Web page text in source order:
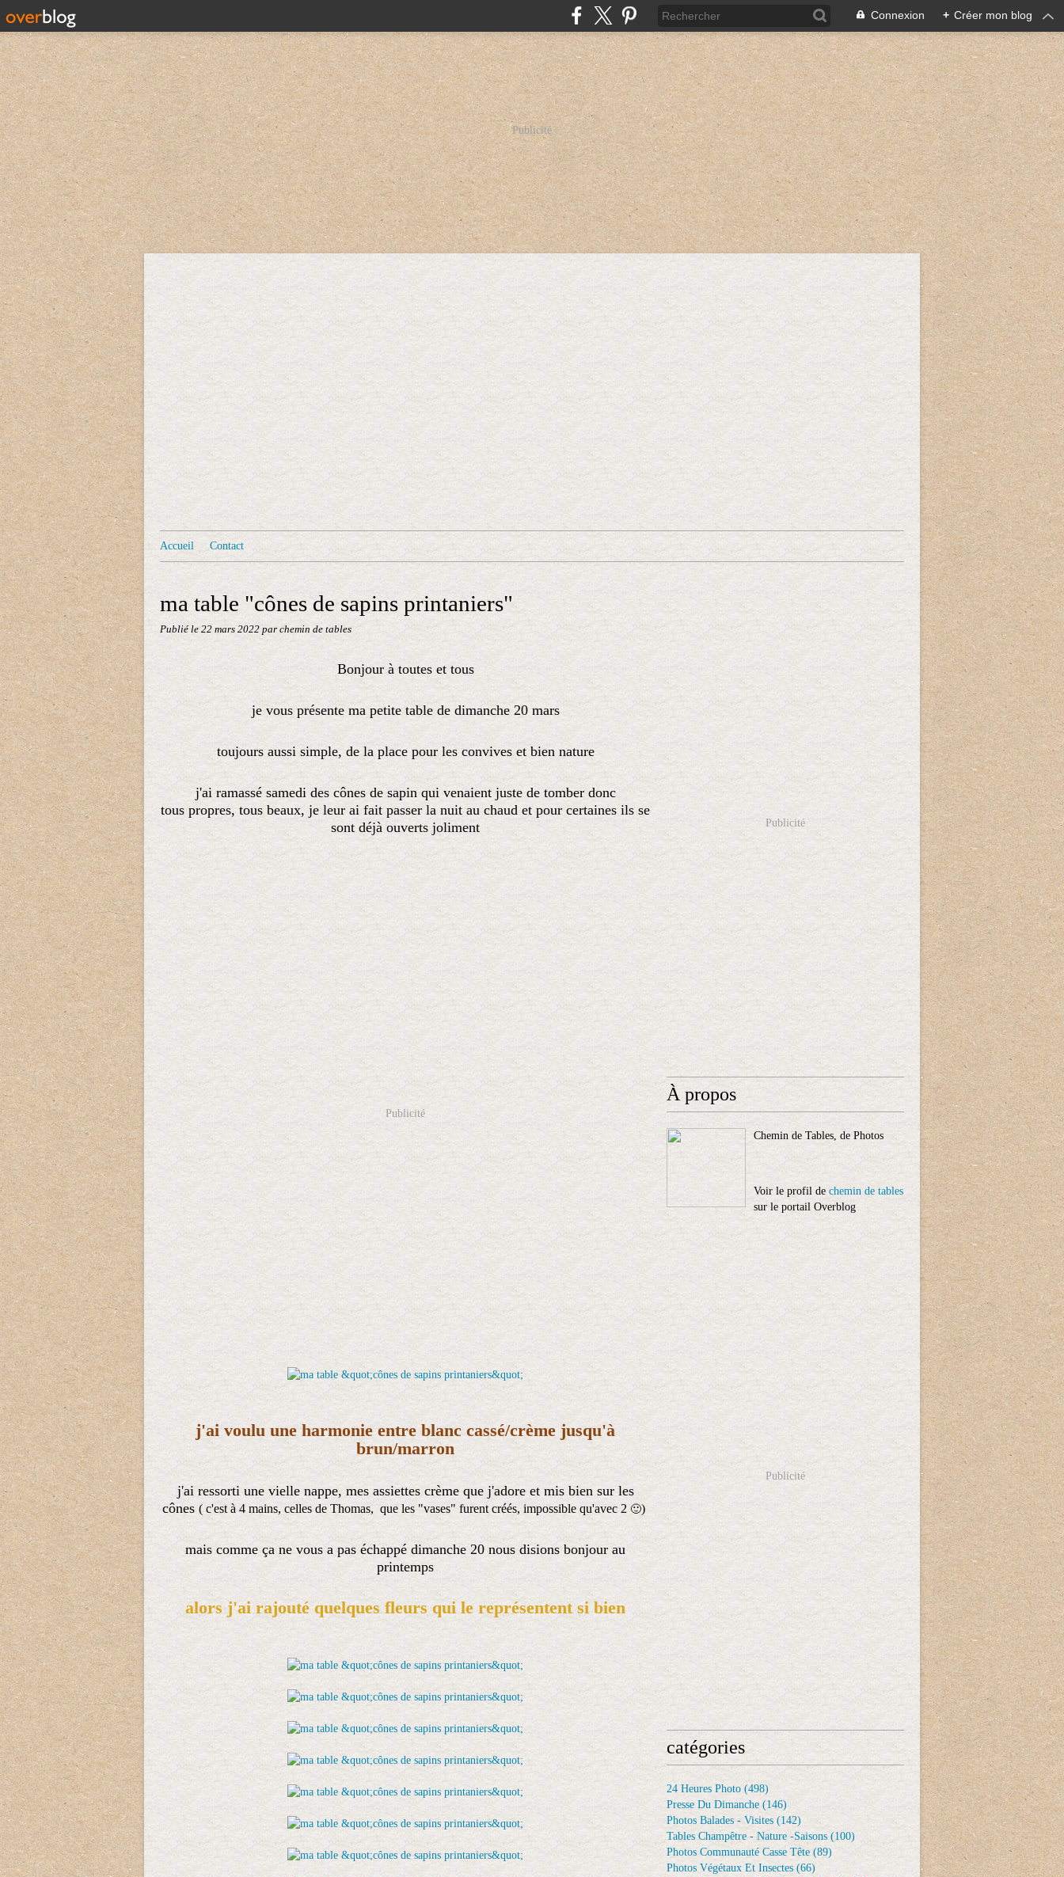
Connexion + Créer mon blog
Publicité
Accueil Contact
ma table "cônes de sapins printaniers"
Publié le 22 mars 2022 par chemin de tables
Bonjour à toutes et tous
je vous présente ma petite table de dimanche 20 mars
toujours aussi simple, de la place pour les convives et bien nature
j'ai ramassé samedi des cônes de sapin qui venaient juste de tomber donc
tous propres, tous beaux, je leur ai fait passer la nuit au chaud et pour certaines ils se
sont déjà ouverts joliment
Publicité
j'ai voulu une harmonie entre blanc cassé/crème jusqu'à
brun/marron
j'ai ressorti une vielle nappe, mes assiettes crème que j'adore et mis bien sur les
cônes ( c'est à 4 mains, celles de Thomas, que les "vases" furent créés, impossible qu'avec 2 🙂)
mais comme ça ne vous a pas échappé dimanche 20 nous disions bonjour au
printemps
alors j'ai rajouté quelques fleurs qui le représentent si bien
Publicité
À propos
Chemin de Tables, de Photos
Voir le profil de chemin de tables
sur le portail Overblog
Publicité
catégories
24 Heures Photo (498)
Presse Du Dimanche (146)
Photos Balades - Visites (142)
Tables Champêtre - Nature -saisons (100)
Photos Communauté Casse Tête (89)
Photos Végétaux Et Insectes (66)